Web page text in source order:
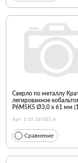
Сверло по металлу
легированное
Р6М5К5 Ø3,0 х 61 мм
Арт. 1 05 18 003 А
Сравнение